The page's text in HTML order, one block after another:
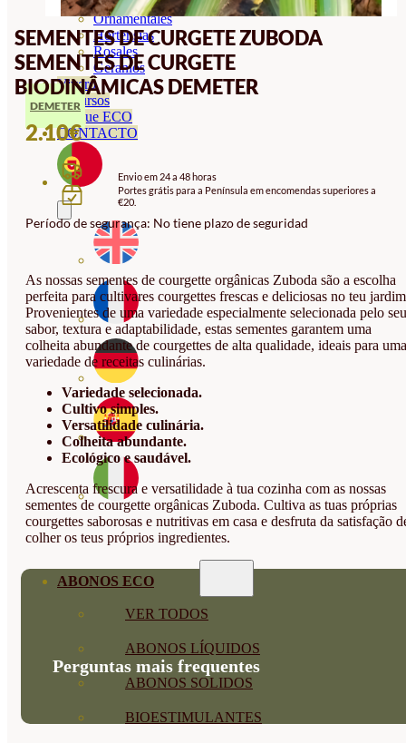
Ornamentales
Hortensias
Rosales
Geranios
Vivero
Recursos
Blogue ECO
CONTACTO
ABONOS ECO
VER TODOS
ABONOS LÍQUIDOS
ABONOS SOLIDOS
BIOESTIMULANTES
SEMENTES DE CURGETE ZUBODA
SEMENTES DE CURGETE
BIODINÂMICAS DEMETER
DEMETER
2.10€
Envio em 24 a 48 horas
Portes grátis para a Península em encomendas superiores a
€20.
Período de segurança: No tiene plazo de seguridad
As nossas sementes de courgette orgânicas Zuboda são a escolha
perfeita para cultivares courgettes frescas e deliciosas no teu
Provenientes de uma variedade especialmente selecionada pelo seu
sabor, textura e adaptabilidade, estas sementes garantem uma
colheita abundante de courgettes de alta qualidade, ideais para uma
variedade de receitas culinárias.
Variedade selecionada.
Cultivo simples.
Versatilidade culinária.
Colheita abundante.
Ecológico e saudável.
Acrescenta frescura e versatilidade à tua cozinha com as nossas
sementes de courgette orgânicas Zuboda. Cultiva as tuas próprias
courgettes saborosas e nutritivas em casa e desfruta da satisfação
colher os teus próprios ingredientes.
Perguntas mais frequentes